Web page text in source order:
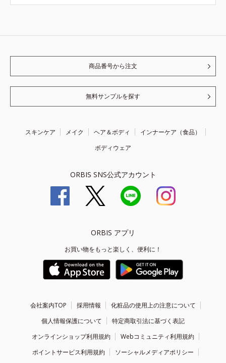
商品番号から注文
無料サンプルを探す
スキンケア メイク ヘア＆ボディ
インナーケア（食品）
ボディウェア
ORBIS SNS公式アカウント
ORBIS アプリ
お買い物をもっと楽しく、便利に！
会社案内TOP 採用情報
化粧品の使用上の注意について
個人情報保護について
特定商取引法に基づく表記
オンラインショップ利用規約
Webコミュニティ利用規約
ポイントサービス利用規約
ソーシャルメディアポリシー